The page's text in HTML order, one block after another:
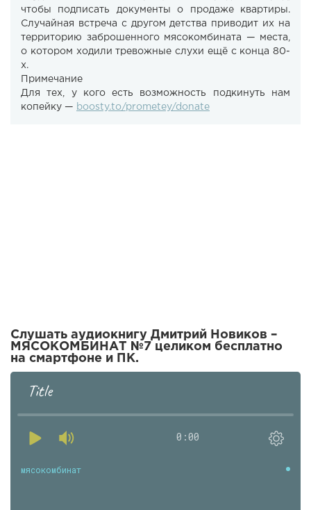
чтобы подписать документы о продаже квартиры.
Случайная встреча с другом детства приводит их на
территорию заброшенного мясокомбината — места,
о котором ходили тревожные слухи ещё с конца 80-
х.
Примечание
Для тех, у кого есть возможность подкинуть нам
копейку — boosty.to/prometey/donate
Слушать аудиокнигу Дмитрий Новиков –
МЯСОКОМБИНАТ №7 целиком бесплатно
на смартфоне и ПК.
Title
0:00
мясокомбинат